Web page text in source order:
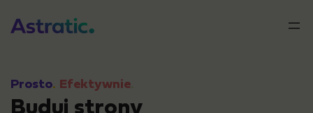
do
Prosto. Efektywnie.
Buduj strony